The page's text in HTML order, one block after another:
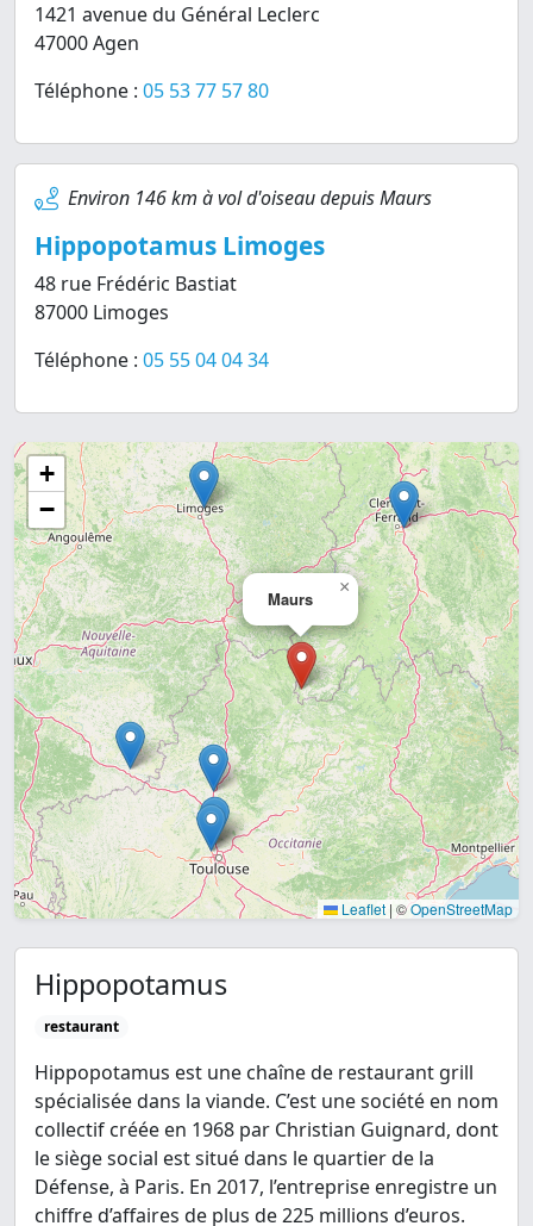
1421 avenue du Général Leclerc
47000 Agen
Téléphone : 05 53 77 57 80
Environ 146 km à vol d'oiseau depuis Maurs
Hippopotamus Limoges
48 rue Frédéric Bastiat
87000 Limoges
Téléphone : 05 55 04 04 34
Maurs
×
+
−
Leaflet | ©OpenStreetMap
Hippopotamus
restaurant
Hippopotamus est une chaîne de restaurant grill
spécialisée dans la viande. C’est une société en nom
collectif créée en 1968 par Christian Guignard, dont
le siège social est situé dans le quartier de la
Défense, à Paris. En 2017, l’entreprise enregistre un
chiffre d’affaires de plus de 225 millions d’euros.